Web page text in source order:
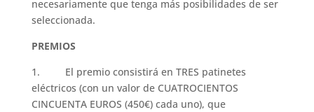
necesariamente que tenga más posibilidades de ser
seleccionada.
PREMIOS
1. El premio consistirá en TRES patinetes
eléctricos (con un valor de CUATROCIENTOS
CINCUENTA EUROS (450€) cada uno), que